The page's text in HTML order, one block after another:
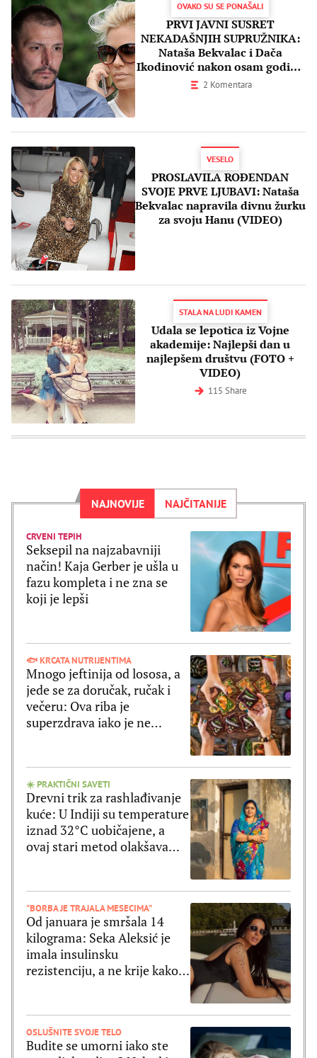
OVAKO SU SE PONAŠALI
PRVI JAVNI SUSRET
NEKADAŠNJIH SUPRUŽNIKA:
Nataša Bekvalac i Dača
Ikodinović nakon osam godina
na istom mestu!
2 Komentara
VESELO
PROSLAVILA ROĐENDAN
SVOJE PRVE LJUBAVI: Nataša
Bekvalac napravila divnu žurku
za svoju Hanu (VIDEO)
STALA NA LUDI KAMEN
Udala se lepotica iz Vojne
akademije: Najlepši dan u
najlepšem društvu (FOTO +
VIDEO)
115 Share
NAJNOVIJE NAJČITANIJE
CRVENI TEPIH
Seksepil na najzabavniji
način! Kaja Gerber je ušla u
fazu kompleta i ne zna se
koji je lepši
🐟 KRCATA NUTRIJENTIMA
Mnogo jeftinija od lososa, a
jede se za doručak, ručak i
večeru: Ova riba je
superzdrava iako je ne
☀️ PRAKTIČNI SAVETI
Drevni trik za rashlađivanje
kuće: U Indiji su temperature
iznad 32°C uobičajene, a
ovaj stari metod olakšava
"BORBA JE TRAJALA MESECIMA"
Od januara je smršala 14
kilograma: Seka Aleksić je
imala insulinsku
rezistenciju, a ne krije kako
OSLUŠNITE SVOJE TELO
Budite se umorni iako ste